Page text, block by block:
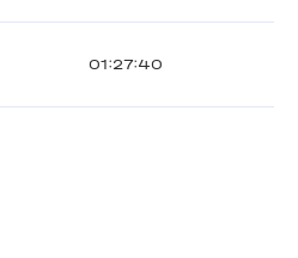
01:27:40